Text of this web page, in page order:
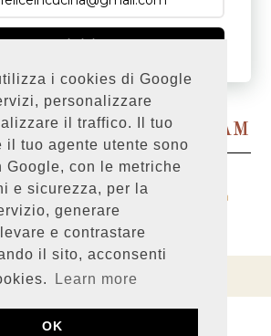
i cookies di Google
personalizzare
il traffico. Il tuo
il tuo agente utente sono
Google, con le metriche
e sicurezza, per la
generare
e contrastare
il sito, acconsenti
Learn more
OK
Iscriviti
by
SU INSTAGRAM
Privacy policy| Graphic design
Sara
Bardelli.
© 2026.TEMPLATE BY BERENICA